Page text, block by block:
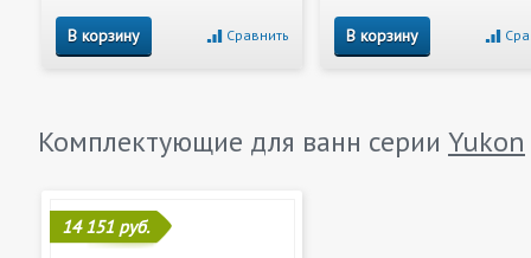
В корзину Сравнить В корзину
Комплектующие для ванн серии Yukon
14 151 руб.